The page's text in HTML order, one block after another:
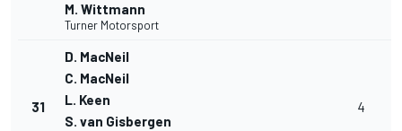
M. Wittmann
Turner Motorsport
31
D. MacNeil
C. MacNeil
L. Keen
S. van Gisbergen
4